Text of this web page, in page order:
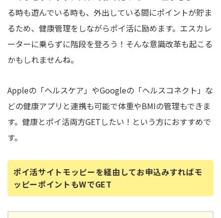
る時も遊んでいる時も、外出している間にポイントが貯ま
るため、健康管理をしながらポイ活に励めます。エスカレ
ーターに乗らずに階段を登ろう！そんな意識改革も起こる
かもしれませんね。
Appleの「ヘルスケア」やGoogleの「ヘルスコネクト」な
どの健康アプリと連携も可能で体重やBMIの管理もできま
す。健康とポイ活両方GETしたい！という方におすすめで
す。
ポイ活サイトモッピーを経由してお申込みすればモ
ッピーポイントもWでGET